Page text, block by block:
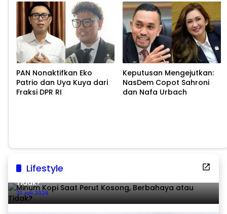
PAN Nonaktifkan Eko
Patrio dan Uya Kuya dari
Fraksi DPR RI
Keputusan Mengejutkan:
NasDem Copot Sahroni
dan Nafa Urbach
Lifestyle
Minum Kopi Saat Perut Kosong, Berbahaya atau
Tidak?
31 Juli 2026